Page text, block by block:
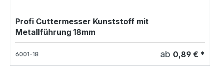
Profi Cuttermesser Kunststoff mit
Metallführung 18mm
6001-18 ab 0,89 € *